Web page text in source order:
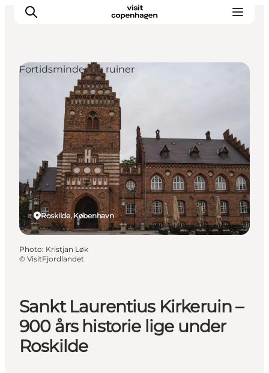
Aktiviteter
Mat och dryck
Planera din resa
Sankt Laurentius Kirkeruin –
900 års historie lige under
Roskilde
Roskilde, København
Fortidsminder og ruiner
Photo: Kristjan Løk
© VisitFjordlandet